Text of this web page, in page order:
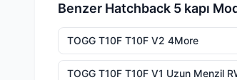
Benzer Hatchback 5 kapı
TOGG T10F T10F V2 4More
TOGG T10F T10F V1 Uzun Menzil